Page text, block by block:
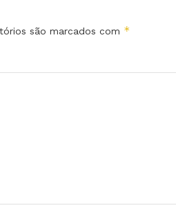
são marcados com *